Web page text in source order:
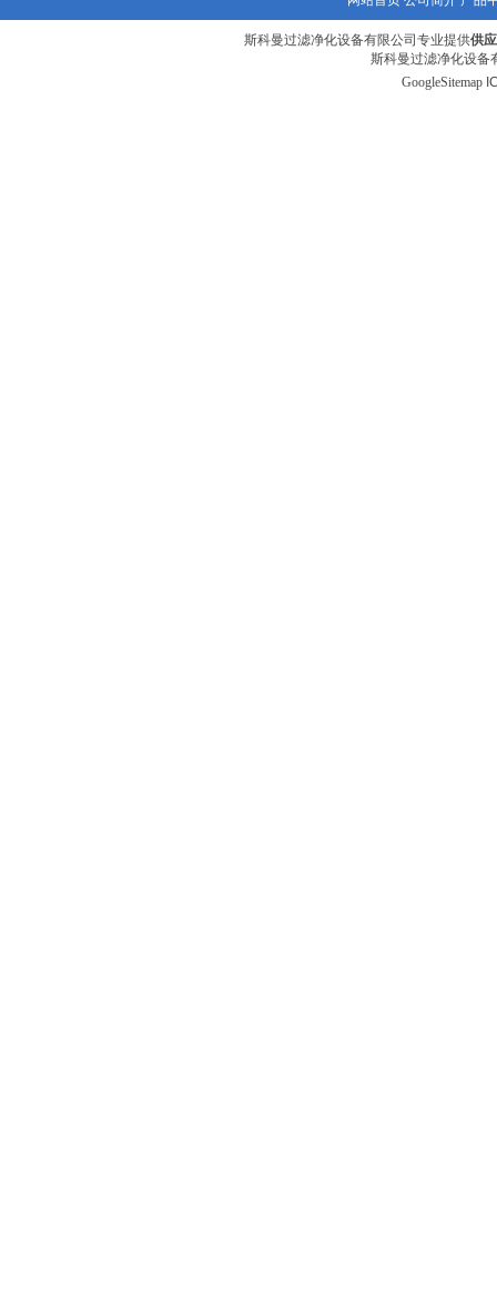
斯科曼过滤净化设备有限公司专业提供供
斯科曼过滤净化设备
GoogleSitemap